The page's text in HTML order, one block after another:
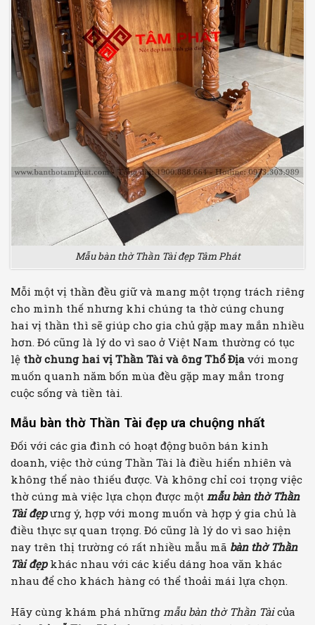
Mẫu bàn thờ Thần Tài đẹp Tâm Phát
Mỗi một vị thần đều giữ và mang một trọng trách riêng
cho mình thế nhưng khi chúng ta thờ cúng chung
hai vị thần thì sẽ giúp cho gia chủ gặp may mắn nhiều
hơn. Đó cũng là lý do vì sao ở Việt Nam thường có tục
lệ thờ chung hai vị Thần Tài và ông Thổ Địa với mong
muốn quanh năm bốn mùa đều gặp may mắn trong
cuộc sống và tiền tài.
Mẫu bàn thờ Thần Tài đẹp ưa chuộng nhất
Đối với các gia đình có hoạt động buôn bán kinh
doanh, việc thờ cúng Thần Tài là điều hiển nhiên và
không thể nào thiếu được. Và không chỉ coi trọng việc
thờ cúng mà việc lựa chọn được một mẫu bàn thờ Thần
Tài đẹpưng ý, hợp với mong muốn và hợp ý gia chủ là
điều thực sự quan trọng. Đó cũng là lý do vì sao hiện
nay trên thị trường có rất nhiều mẫu mã bàn thờ Thần
Tài đẹpkhác nhau với các kiểu dáng hoa văn khác
nhau để cho khách hàng có thể thoải mái lựa chọn.
Hãy cùng khám phá những mẫu bàn thờ Thần Tàicủa